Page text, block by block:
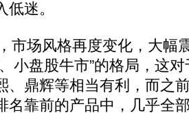
迷。
场风格再度变化，大幅
小盘股牛市”的格局，这
、鼎辉等相当有利，而之
名靠前的产品中，几乎全